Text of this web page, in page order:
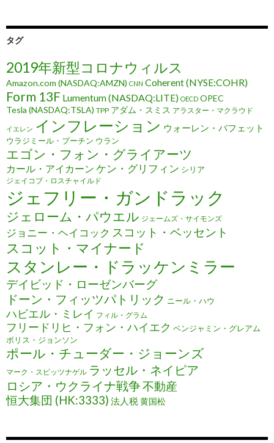
タグ
2019年新型コロナウィルス
Amazon.com (NASDAQ:AMZN) CNN Coherent (NYSE:COHR)
Form 13F Lumentum (NASDAQ:LITE) OECD OPEC
Tesla (NASDAQ:TSLA) TPP アダム・スミス アラスター・マクラウド
イエレン インフレーション ウォーレン・バフェット
ウラジミール・プーチン ウラン
エゴン・フォン・グライアーツ
カール・アイカーン ケン・グリフィン シリア
ジェイコブ・ロスチャイルド
ジェフリー・ガンドラック
ジェローム・パウエル ジェームズ・サイモンズ
ジョニー・ヘイコック スコット・ベッセント
スコット・マイナード
スタンレー・ドラッケンミラー
デイビッド・ローゼンバーグ
ドーン・フィッツパトリック ニール・ハウ
ハビエル・ミレイ フィル・グラム
フリードリヒ・フォン・ハイエク ベンジャミン・グレアム
ボリス・ジョンソン
ポール・チューダー・ジョーンズ
マーク・スピッツナゲル ラッセル・ネイピア
ロシア・ウクライナ戦争不動産
恒大集団 (HK:3333) 法人税黄国松